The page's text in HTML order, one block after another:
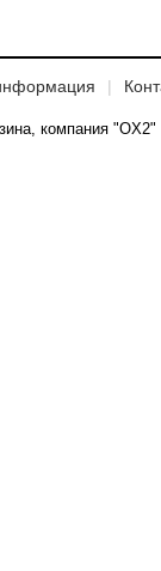
компания "OX2"